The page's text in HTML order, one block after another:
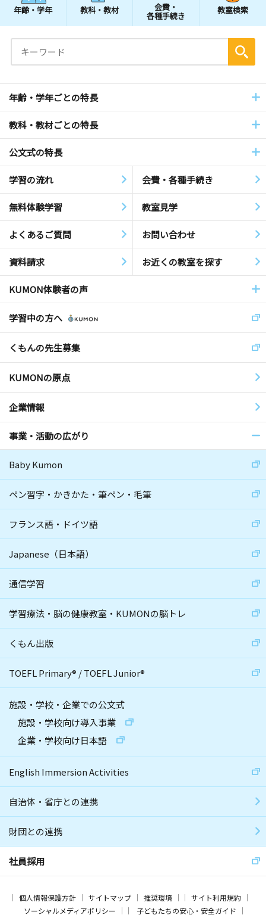
年齢・学年 教科・教材 会費・
各種手続き
教室検索
年齢・学年ごとの特長
教科・教材ごとの特長
公文式の特長
学習の流れ 会費・各種手続き
無料体験学習 教室見学
よくあるご質問 お問い合わせ
資料請求 お近くの教室を探す
KUMON体験者の声
学習中の方へ
くもんの先生募集
KUMONの原点
企業情報
事業・活動の広がり
Baby Kumon
ペン習字・かきかた・筆ペン・毛筆
フランス語・ドイツ語
Japanese（日本語）
通信学習
学習療法・脳の健康教室・KUMONの脳トレ
くもん出版
TOEFL Primary® /TOEFL Junior®
施設・学校・企業での公文式
施設・学校向け導入事業
企業・学校向け日本語
English Immersion Activities
自治体・省庁との連携
財団との連携
社員採用
個人情報保護方針 サイトマップ 推奨環境
サイト利用規約
ソーシャルメディアポリシー
子どもたちの安心・安全ガイド